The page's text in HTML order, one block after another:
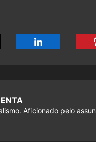
Aficionado pelo